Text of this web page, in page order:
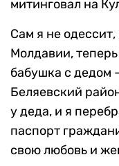
митинговал на
Сам я не
Молдавии,
бабушка с дедом
Беляевский
у деда, и я
паспорт
свою любовь и